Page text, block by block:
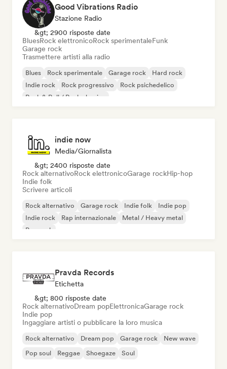
Good Vibrations Radio
Stazione Radio
&gt; 2900 risposte date
BluesRock elettronicoRock sperimentaleFunk
Garage rock
Trasmettere artisti alla radio
Blues Rock sperimentale Garage rock
Hard rock
Indie rock
Rock progressivo
Rock psichedelico
Rock & Roll / Rock classico
indie now
Media/Giornalista
&gt; 2400 risposte date
Rock alternativoRock elettronicoGarage rockHip-hop
Indie folk
Scrivere articoli
Rock alternativo Garage rock Indie folk
Indie pop
Indie rock
Rap internazionale
Metal / Heavy metal
Pop rock
Pravda Records
Etichetta
&gt; 800 risposte date
Rock alternativoDream popElettronicaGarage rock
Indie pop
Ingaggiare artisti o pubblicare la loro musica
Rock alternativo Dream pop Garage rock
New wave
Pop soul
Reggae Shoegaze Soul